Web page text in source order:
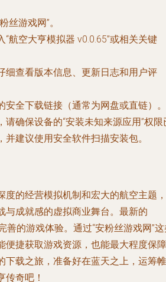
丝游戏网”。
航空大亨模拟器 v0.0.65”或相关关键
细查看版本信息、更新日志和用户评
安全下载链接（通常为网盘或直链）。
请确保设备的“安装未知来源应用”权限
建议使用安全软件扫描安装包。
度的经营模拟机制和宏大的航空主题，
与成就感的虚拟商业舞台。最新的
善的游戏体验。通过“安粉丝游戏网”
便捷获取游戏资源，也能最大程度保障
下载之旅，准备好在蓝天之上，运筹帷
传奇吧！